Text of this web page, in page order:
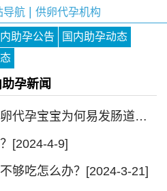
导航 供卵代孕机构
助孕公告
国内助孕动态
助孕新闻
供卵代孕咨询：国内供卵代孕宝宝为何易发肠道菌群失调？[2025-4-28]
[2024-4-9]
够吃怎么办？[2024-3-21]